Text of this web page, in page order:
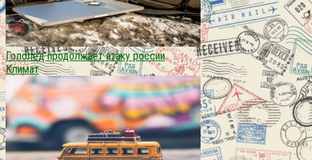
Гололёд продолжает атаку россии
Климат